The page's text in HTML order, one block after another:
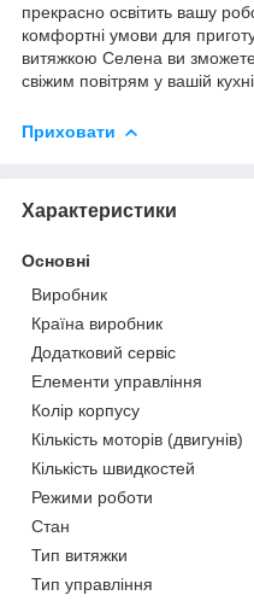
прекрасно освітить вашу
комфортні умови для
витяжкою Селена ви
свіжим повітрям у вашій
Приховати
Характеристики
Основні
Виробник
Країна виробник
Додатковий сервіс
Елементи управління
Колір корпусу
Кількість моторів (двигунів)
Кількість швидкостей
Режими роботи
Стан
Тип витяжки
Тип управління